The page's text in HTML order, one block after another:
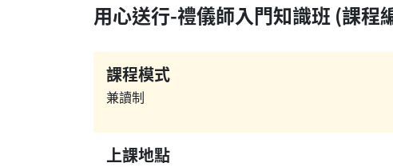
用心送行-禮儀師入門知識班 (課程
課程模式
兼讀制
上課地點